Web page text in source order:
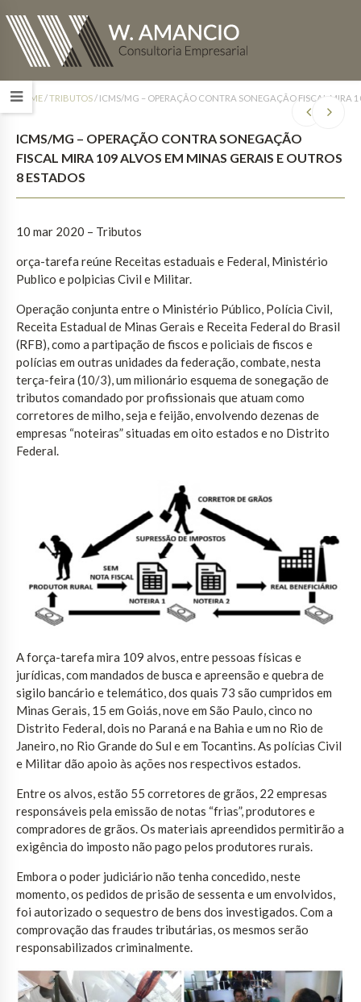
HOME/TRIBUTOS/ ICMS/MG – OPERAÇÃO CONTRA SONEGAÇÃO FISCAL MIRA
ICMS/MG – OPERAÇÃO CONTRA SONEGAÇÃO
FISCAL MIRA 109 ALVOS EM MINAS GERAIS E OUTROS
8 ESTADOS
10 mar 2020 – Tributos
orça-tarefa reúne Receitas estaduais e Federal, Ministério
Publico e polpicias Civil e Militar.
Operação conjunta entre o Ministério Público, Polícia Civil,
Receita Estadual de Minas Gerais e Receita Federal do Brasil
(RFB), como a partipação de fiscos e policiais de fiscos e
polícias em outras unidades da federação, combate, nesta
terça-feira (10/3), um milionário esquema de sonegação de
tributos comandado por profissionais que atuam como
corretores de milho, seja e feijão, envolvendo dezenas de
empresas “noteiras” situadas em oito estados e no Distrito
Federal.
A força-tarefa mira 109 alvos, entre pessoas físicas e
jurídicas, com mandados de busca e apreensão e quebra de
sigilo bancário e telemático, dos quais 73 são cumpridos em
Minas Gerais, 15 em Goiás, nove em São Paulo, cinco no
Distrito Federal, dois no Paraná e na Bahia e um no Rio de
Janeiro, no Rio Grande do Sul e em Tocantins. As polícias Civil
e Militar dão apoio às ações nos respectivos estados.
Entre os alvos, estão 55 corretores de grãos, 22 empresas
responsáveis pela emissão de notas “frias”, produtores e
compradores de grãos. Os materiais apreendidos permitirão a
exigência do imposto não pago pelos produtores rurais.
Embora o poder judiciário não tenha concedido, neste
momento, os pedidos de prisão de sessenta e um envolvidos,
foi autorizado o sequestro de bens dos investigados. Com a
comprovação das fraudes tributárias, os mesmos serão
responsabilizados criminalmente.